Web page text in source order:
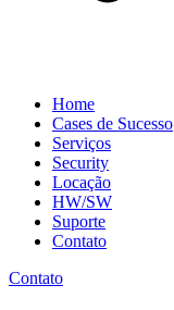
Home
Cases de Sucesso
Serviços
Security
Locação
HW/SW
Suporte
Contato
Contato